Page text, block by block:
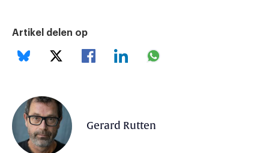
Artikel delen op
Gerard Rutten